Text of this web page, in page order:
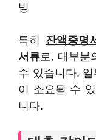
빙
특히 잔액증명
서류로, 대부분
수 있습니다.
이 소요될 수
니다.